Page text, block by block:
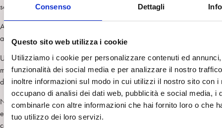
Consenso Dettagli
Questo sito web utilizza i cookie
Utilizziamo i cookie per personalizzare contenuti ed
funzionalità dei social media e per analizzare il nostro
inoltre informazioni sul modo in cui utilizzi il nostro sito con i
occupano di analisi dei dati web, pubblicità e social media, i
combinarle con altre informazioni che hai fornito loro o che
tuo utilizzo dei loro servizi.
sono stati molto bravi e seguiti sul serio.
Alla fine rimane il solito piacere di essere stata con qualche collega
amico, che magari non vedevo dall’anno prima, in belle città europee…
Un’ultima considerazione: mi sembra che gli iscritti al Congresso fossero
meno di seicento, nonostante la lieve diminuzione delle quote. Poco più
di un decimo degli analisti iscritti alla FEP.
Nonostante il -pare- crescente successo dei gruppi Faimberg, Tuckett,
etc. e l’enorme, visibile, impegno profuso come al solito dai generosi
colleghi che si occupano di noi nei congressi FEP, dovremmo forse